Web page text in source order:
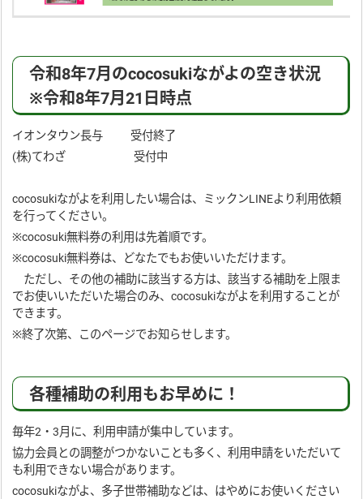
令和8年7月のcocosukiながよの空き状況
※令和8年7月21日時点
イオンタウン長与 受付終了
(株)てわざ 受付中
cocosukiながよを利用したい場合は、ミックンLINEより利用依頼
を行ってください。
※cocosuki無料券の利用は先着順です。
※cocosuki無料券は、どなたでもお使いいただけます。
ただし、その他の補助に該当する方は、該当する補助を上限ま
でお使いいただいた場合のみ、cocosukiながよを利用することが
できます。
※終了次第、このページでお知らせします。
各種補助の利用もお早めに！
毎年2・3月に、利用申請が集中しています。
協力会員との調整がつかないことも多く、利用申請をいただいて
も利用できない場合があります。
cocosukiながよ、多子世帯補助などは、はやめにお使いください